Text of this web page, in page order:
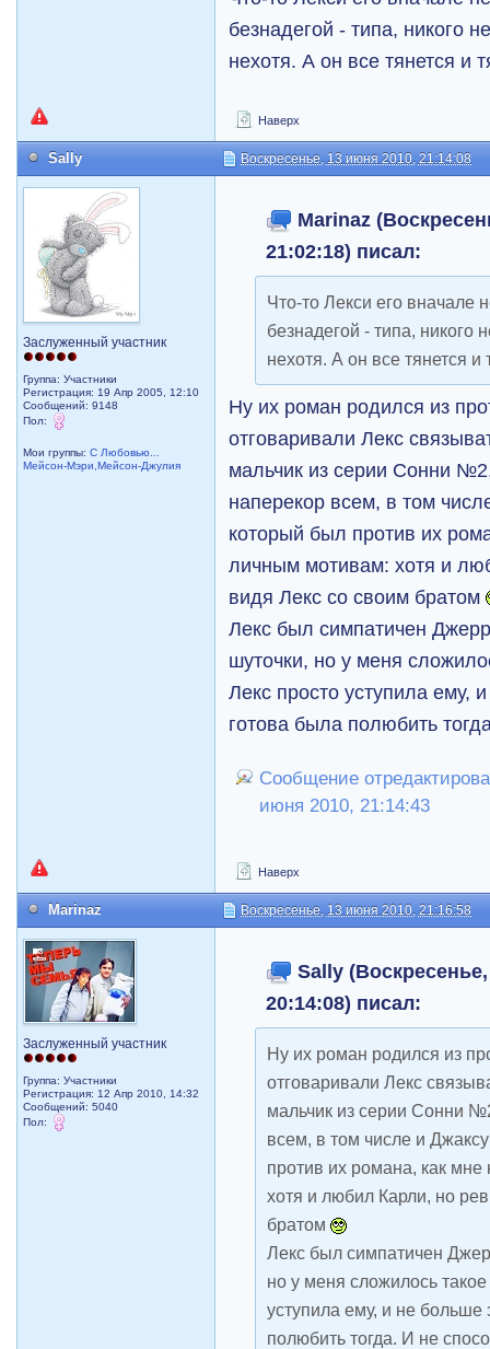
безнадегой - типа, никого
нехотя. А он все тянется и
Наверх
Sally Воскресенье, 13 июня 2010, 21:14:08
Заслуженный участник
Группа: Участники
Регистрация: 19 Апр 2005, 12:10
Сообщений: 9148
Пол:
Мои группы:С Любовью...
Мейсон-Мэри,Мейсон-Джулия
Marinaz
21:02:18) писал:
Что-то Лекси его вначале
безнадегой - типа, никого
нехотя. А он все тянется и
Ну их роман родился из
отговаривали Лекс
мальчик из серии Сонни
наперекор всем, в том
который был против их
личным мотивам: хотя и
видя Лекс со своим братом
Лекс был симпатичен
шуточки, но у меня
Лекс просто уступила ему,
готова была полюбить
Сообщение
июня 2010, 21:14:43
Наверх
Marinaz Воскресенье, 13 июня 2010, 21:16:58
Заслуженный участник
Группа: Участники
Регистрация: 12 Апр 2010, 14:32
Сообщений: 5040
Пол:
Sally
20:14:08) писал:
Ну их роман родился из
отговаривали Лекс
мальчик из серии Сонни
всем, в том числе и
против их романа, как
хотя и любил Карли, но
братом
Лекс был симпатичен
но у меня сложилось
уступила ему, и не больше
полюбить тогда. И не